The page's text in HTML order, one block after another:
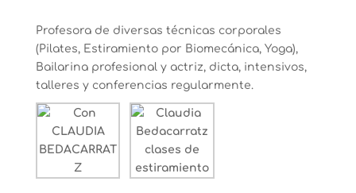
Profesora de diversas técnicas corporales
(Pilates, Estiramiento por Biomecánica, Yoga),
Bailarina profesional y actriz, dicta, intensivos,
talleres y conferencias regularmente.